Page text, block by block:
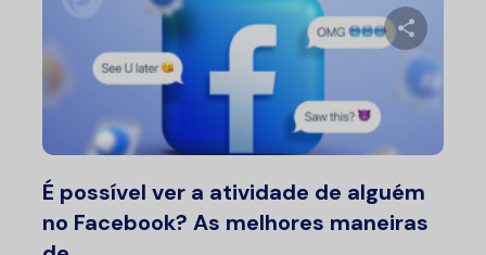
É possível ver a atividade de alguém
no Facebook? As melhores maneiras